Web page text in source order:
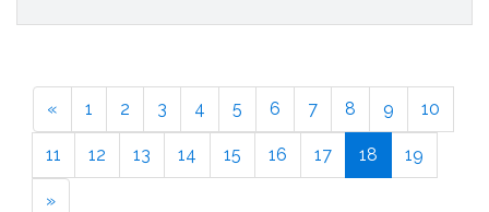
« 1 2 3 4 5 6 7 8 9 10
11 12 13 14 15 16 17 18 19
»